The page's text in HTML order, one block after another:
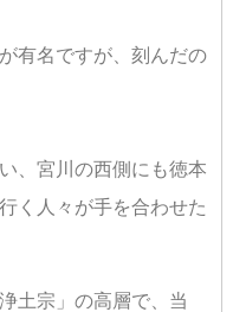
有名ですが、刻んだの
、宮川の西側にも徳本
く人々が手を合わせた
土宗」の高層で、当